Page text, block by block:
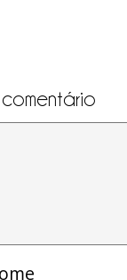
comentário